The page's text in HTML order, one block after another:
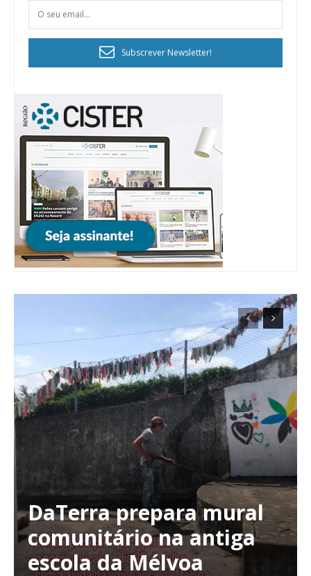
Planos de Assinatura
Faça-se assinante do Região de Cister e ajude-nos a manter este serviço
Subscrever Newsletter!
DaTerra prepara mural
comunitário na antiga
escola da Mélvoa